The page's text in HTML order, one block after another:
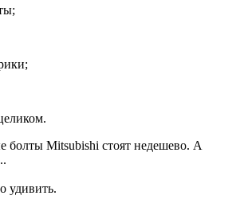
болты Mitsubishi стоят недешево. А
удивить.